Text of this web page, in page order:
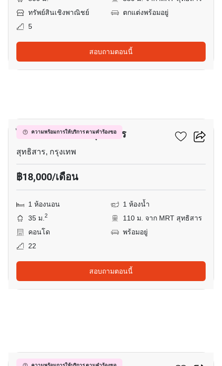
ทรัพย์สินเชิงพาณิชย์
ตกแต่งพร้อมอยู่
5
สอบถามตอนนี้
ความพร้อมการให้บริการ ตามคำร้องขอ
ไลฟ์ แอท รัชดา - สุทธิสาร
สุทธิสาร, กรุงเทพ
฿18,000/เดือน
1 ห้องนอน
1 ห้องน้ำ
35 ม.2
110 ม. จาก MRT สุทธิสาร
คอนโด
พร้อมอยู่
22
สอบถามตอนนี้